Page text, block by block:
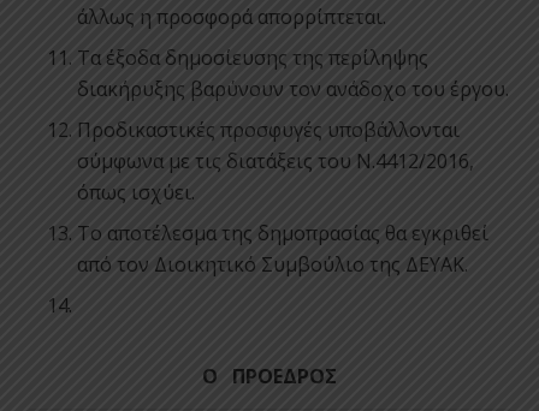
άλλως η προσφορά απορρίπτεται.
Τα έξοδα δημοσίευσης της περίληψης
διακήρυξης βαρύνουν τον ανάδοχο του έργου.
Προδικαστικές προσφυγές υποβάλλονται
σύμφωνα με τις διατάξεις του Ν.4412/2016,
όπως ισχύει.
Το αποτέλεσμα της δημοπρασίας θα εγκριθεί
από τον Διοικητικό Συμβούλιο της ΔΕΥΑΚ.
Ο ΠΡΟΕΔΡΟΣ